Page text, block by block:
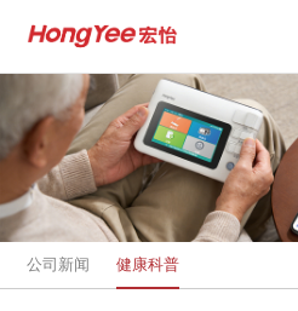
公司新闻 健康科普